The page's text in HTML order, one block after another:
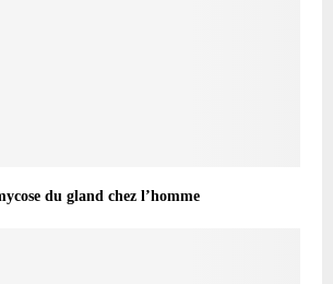
du gland chez l’homme